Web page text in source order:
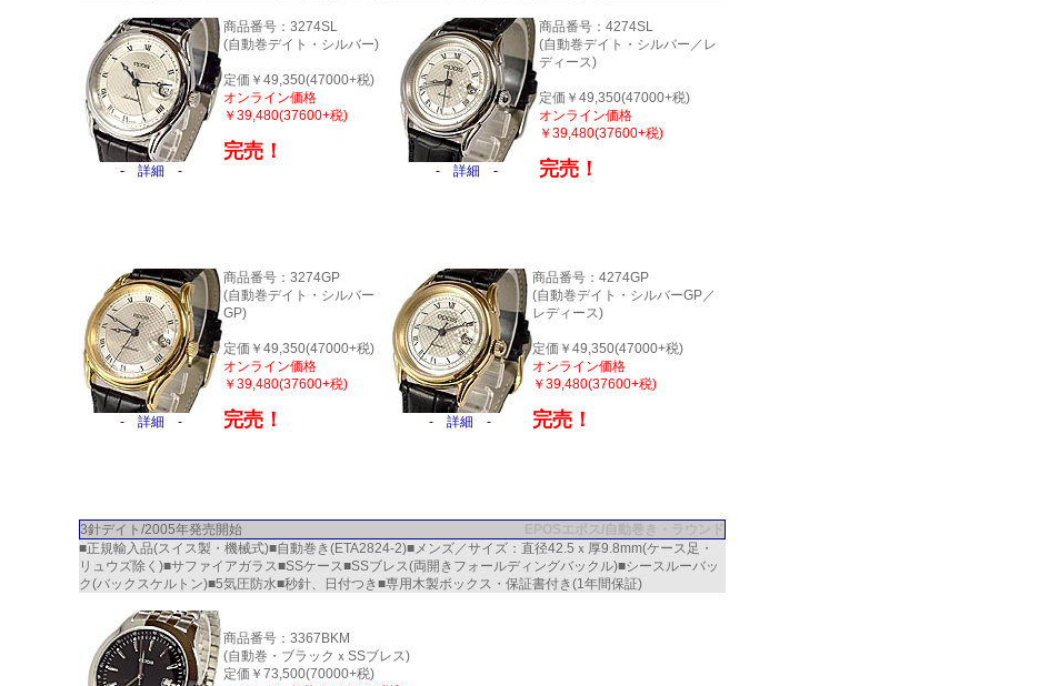
- 詳細 -
商品番号：3274SL
(自動巻デイト・シルバー)
定価￥49,350(47000+税)
オンライン価格
￥39,480(37600+税)
完売！
- 詳細 -
商品番号：4274SL
(自動巻デイト・シルバー／レ
ディース)
定価￥49,350(47000+税)
オンライン価格
￥39,480(37600+税)
完売！
- 詳細 -
商品番号：3274GP
(自動巻デイト・シルバー
GP)
定価￥49,350(47000+税)
オンライン価格
￥39,480(37600+税)
完売！ - 詳細 -
商品番号：4274GP
(自動巻デイト・シルバーGP／
レディース)
定価￥49,350(47000+税)
オンライン価格
￥39,480(37600+税)
完売！
3針デイト/2005年発売開始
EPOSエポス/自動巻き・ラウンド
■正規輸入品(スイス製・機械式)■自動巻き(ETA2824-2)■メンズ／サイズ：直径42.5ｘ厚9.8mm(ケース足・
リュウズ除く)■サファイアガラス■SSケース■SSブレス(両開きフォールディングバックル)■シースルーバッ
ク(バックスケルトン)■5気圧防水■秒針、日付つき■専用木製ボックス・保証書付き(1年間保証)
商品番号：3367BKM
(自動巻・ブラックｘSSブレス)
定価￥73,500(70000+税)